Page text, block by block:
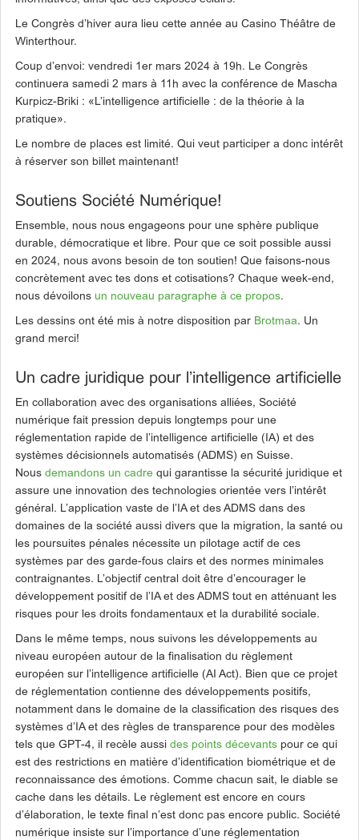
Le Congrès d’hiver aura lieu cette année au Casino Théâtre de
Winterthour.
Coup d’envoi: vendredi 1er mars 2024 à 19h. Le Congrès
continuera samedi 2 mars à 11h avec la conférence de Mascha
Kurpicz-Briki : «L’intelligence artificielle : de la théorie à la
pratique».
Le nombre de places est limité. Qui veut participer a donc intérêt
à réserver son billet maintenant!
Soutiens Société Numérique!
Ensemble, nous nous engageons pour une sphère publique
durable, démocratique et libre. Pour que ce soit possible aussi
en 2024, nous avons besoin de ton soutien! Que faisons-nous
concrètement avec tes dons et cotisations? Chaque week-end,
nous dévoilons un nouveau paragraphe à ce propos.
Les dessins ont été mis à notre disposition par Brotmaa. Un
grand merci!
Un cadre juridique pour l’intelligence artificielle
En collaboration avec des organisations alliées, Société
numérique fait pression depuis longtemps pour une
réglementation rapide de l’intelligence artificielle (IA) et des
systèmes décisionnels automatisés (ADMS) en Suisse.
Nous demandons un cadre qui garantisse la sécurité juridique et
assure une innovation des technologies orientée vers l’intérêt
général. L’application vaste de l’IA et des ADMS dans des
domaines de la société aussi divers que la migration, la santé ou
les poursuites pénales nécessite un pilotage actif de ces
systèmes par des garde-fous clairs et des normes minimales
contraignantes. L’objectif central doit être d’encourager le
développement positif de l’IA et des ADMS tout en atténuant les
risques pour les droits fondamentaux et la durabilité sociale.
Dans le même temps, nous suivons les développements au
niveau européen autour de la finalisation du règlement
européen sur l’intelligence artificielle (AI Act). Bien que ce projet
de réglementation contienne des développements positifs,
notamment dans le domaine de la classification des risques des
systèmes d’IA et des règles de transparence pour des modèles
tels que GPT-4, il recèle aussi des points décevants pour ce qui
est des restrictions en matière d’identification biométrique et de
reconnaissance des émotions. Comme chacun sait, le diable se
cache dans les détails. Le règlement est encore en cours
d’élaboration, le texte final n’est donc pas encore public. Société
numérique insiste sur l’importance d’une réglementation